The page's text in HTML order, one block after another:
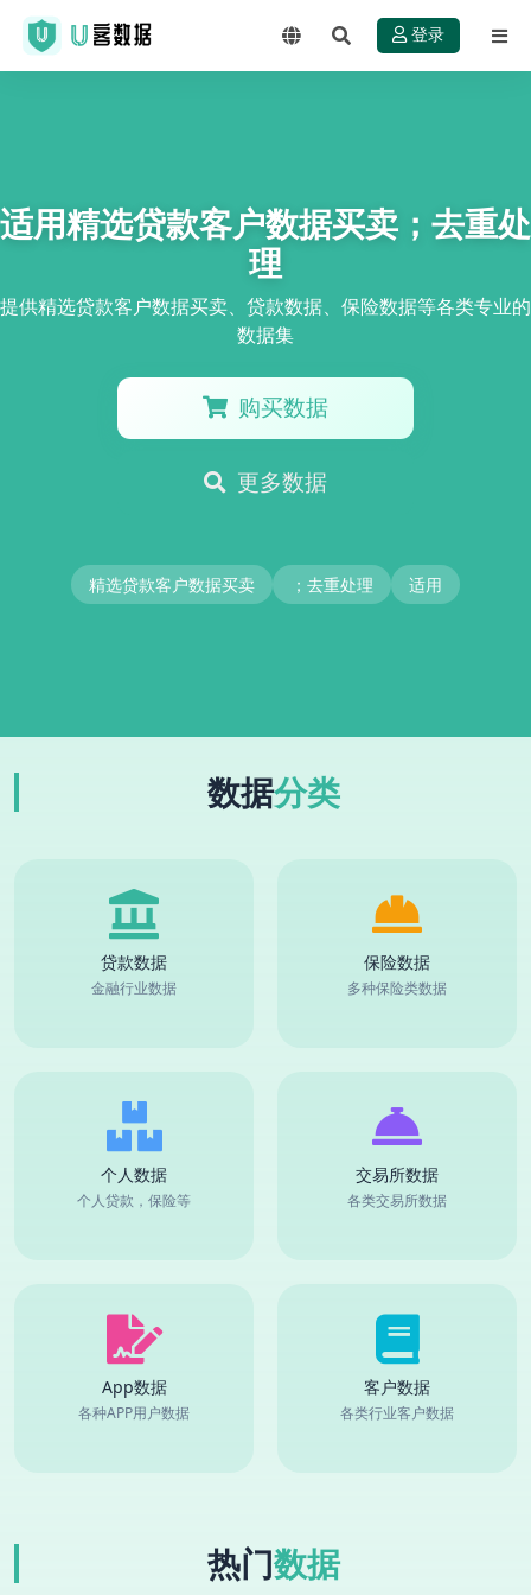
登录
适用精选贷款客户数据买卖；去重处
理
提供精选贷款客户数据买卖、贷款数据、保险数据等各类专业的
数据集
购买数据
更多数据
精选贷款客户数据买卖 ；去重处理 适用
数据分类
贷款数据
金融行业数据
保险数据
多种保险类数据
个人数据
个人贷款，保险等
交易所数据
各类交易所数据
App数据
各种APP用户数据
客户数据
各类行业客户数据
热门数据